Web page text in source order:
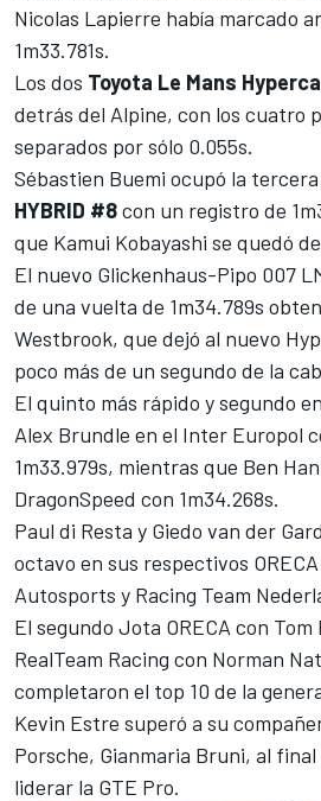
Nicolas Lapierre había marcado
1m33.781s.
Los dos Toyota Le Mans
detrás del Alpine, con los cuatro
separados por sólo 0.055s.
Sébastien Buemi ocupó la
HYBRID #8con un registro de
que Kamui Kobayashi se quedó
El nuevo Glickenhaus-Pipo 007
de una vuelta de 1m34.789s
Westbrook, que dejó al nuevo
poco más de un segundo de la
El quinto más rápido y segundo
Alex Brundle en el Inter Europol
1m33.979s, mientras que Ben
DragonSpeed con 1m34.268s.
Paul di Resta y Giedo van der
octavo en sus respectivos
Autosports y Racing Team
El segundo Jota ORECA con
RealTeam Racing con Norman
completaron el top 10 de la
Kevin Estre superó a su
Porsche, Gianmaria Bruni, al final
liderar la GTE Pro.